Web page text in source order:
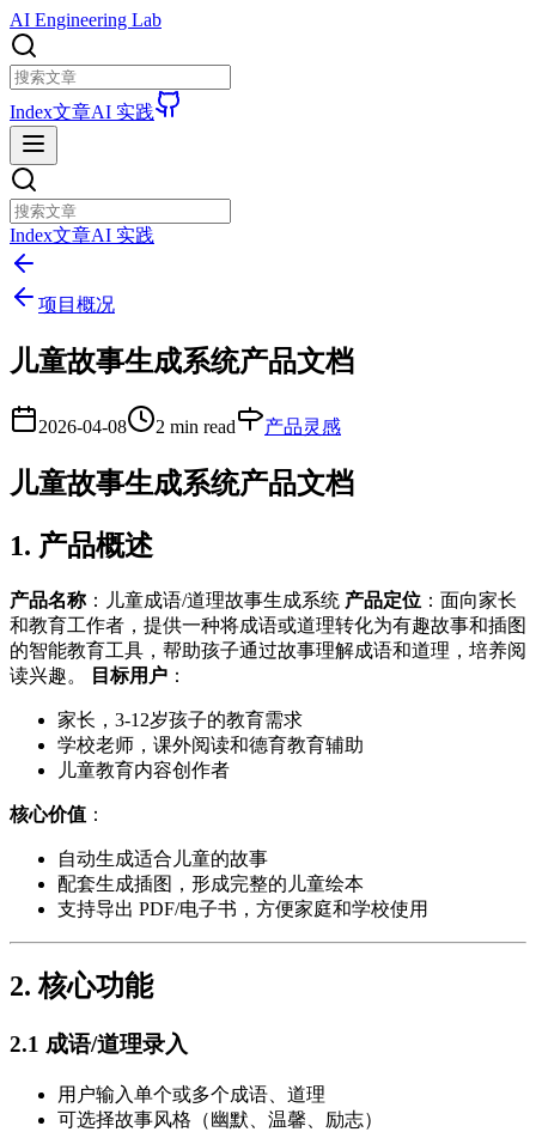
AI Engineering Lab
Index文章AI 实践
Index文章AI 实践
项目概况
儿童故事生成系统产品文档
2026-04-08 2 min read 产品灵感
儿童故事生成系统产品文档
1. 产品概述
产品名称：儿童成语/道理故事生成系统 产品定位 ：面向家长
和教育工作者，提供一种将成语或道理转化为有趣故事和插图
的智能教育工具，帮助孩子通过故事理解成语和道理，培养阅
读兴趣。
目标用户 ：
家长，3-12岁孩子的教育需求
学校老师，课外阅读和德育教育辅助
儿童教育内容创作者
核心价值 ：
自动生成适合儿童的故事
配套生成插图，形成完整的儿童绘本
支持导出 PDF/电子书，方便家庭和学校使用
2. 核心功能
2.1 成语/道理录入
用户输入单个或多个成语、道理
可选择故事风格（幽默、温馨、励志）